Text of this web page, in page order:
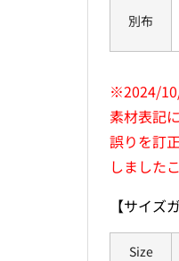
別布
※2024/
素材表記
誤りを訂
しました
【サイズ
Size